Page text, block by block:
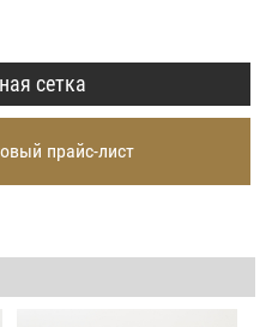
сетка
прайс-лист